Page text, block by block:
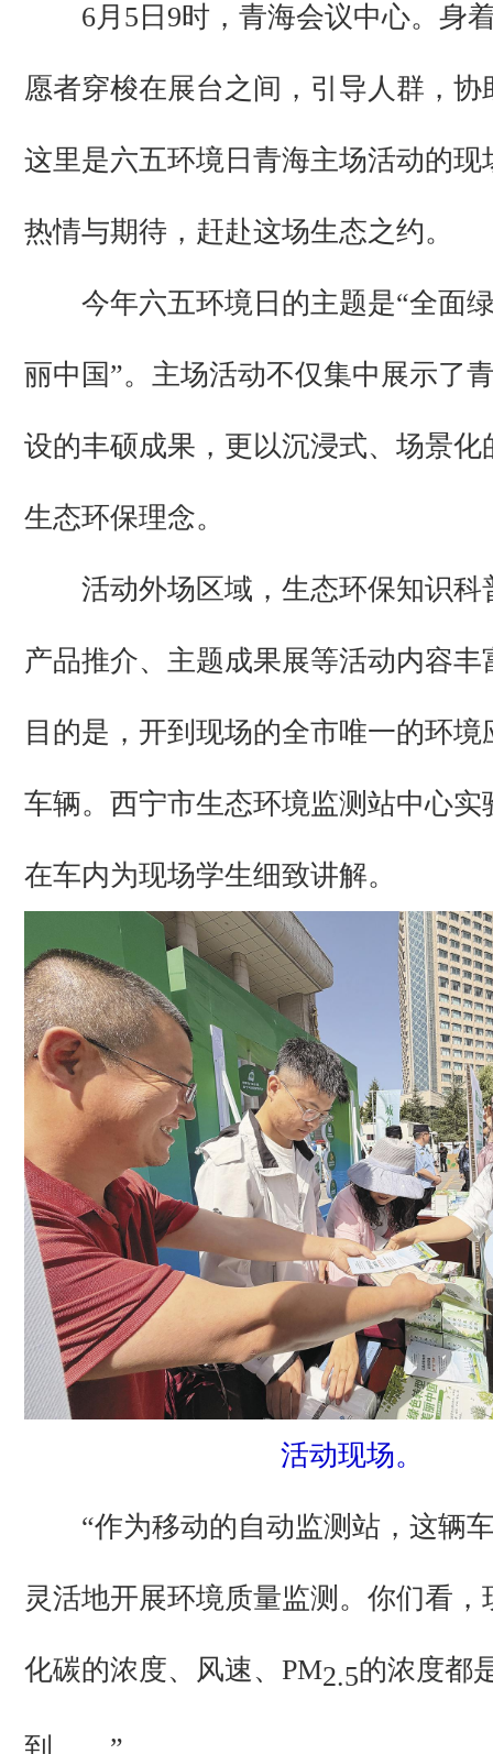
6月5日9时，青海会议中心。身
愿者穿梭在展台之间，引导人群，协
这里是六五环境日青海主场活动的现
热情与期待，赶赴这场生态之约。
今年六五环境日的主题是“全面
丽中国”。主场活动不仅集中展示了
设的丰硕成果，更以沉浸式、场景化
生态环保理念。
活动外场区域，生态环保知识科
产品推介、主题成果展等活动内容丰
目的是，开到现场的全市唯一的环
车辆。西宁市生态环境监测站中心实
在车内为现场学生细致讲解。
活动现场。
“作为移动的自动监测站，这辆
灵活地开展环境质量监测。你们看，
化碳的浓度、风速、PM2.5的浓度都